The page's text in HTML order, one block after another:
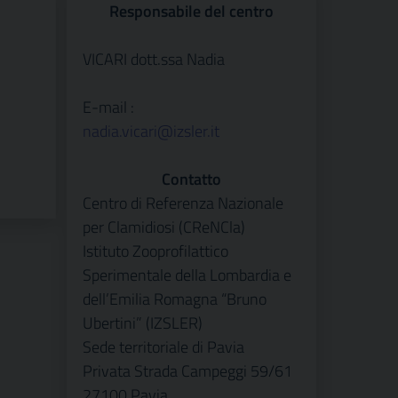
Responsabile del centro
VICARI dott.ssa Nadia
E-mail :
nadia.vicari@izsler.it
Contatto
Centro di Referenza Nazionale
per Clamidiosi (CReNCla)
Istituto Zooprofilattico
Sperimentale della Lombardia e
dell’Emilia Romagna “Bruno
Ubertini” (IZSLER)
Sede territoriale di Pavia
Privata Strada Campeggi 59/61